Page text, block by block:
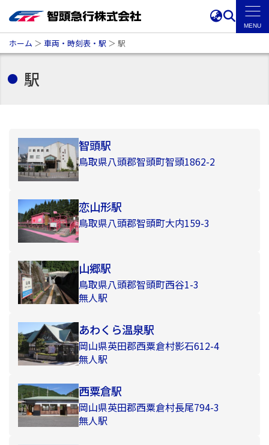
ホーム ＞ 車両・時刻表・駅 ＞ 駅
駅
智頭駅
鳥取県八頭郡智頭町智頭1862-2
恋山形駅
鳥取県八頭郡智頭町大内159-3
山郷駅
鳥取県八頭郡智頭町西谷1-3
無人駅
あわくら温泉駅
岡山県英田郡西粟倉村影石612-4
無人駅
西粟倉駅
岡山県英田郡西粟倉村長尾794-3
無人駅